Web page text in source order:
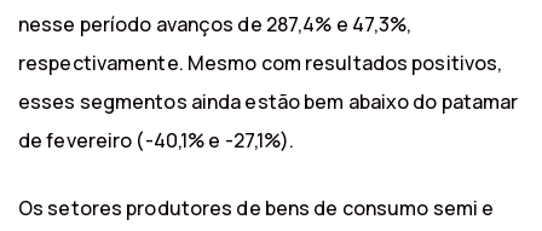
nesse período avanços de 287,4% e 47,3%,
respectivamente. Mesmo com resultados positivos,
esses segmentos ainda estão bem abaixo do patamar
de fevereiro (-40,1% e -27,1%).
Os setores produtores de bens de consumo semi e